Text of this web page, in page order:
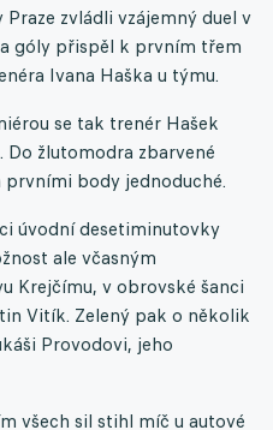
zvládli vzájemný duel v
góly přispěl k prvním třem
Ivana Haška u týmu.
se tak trenér Hašek
žlutomodra zbarvené
prvními body jednoduché.
úvodní desetiminutovky
ale včasným
Krejčímu, v obrovské šanci
Vitík. Zelený pak o několik
Provodovi, jeho
všech sil stihl míč u autové